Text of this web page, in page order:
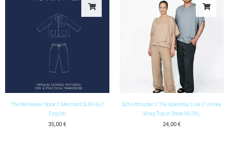
The Workwear Book // Merchant & Mills //
English
35,00 €
Schnittmuster // The Assembly Line // Unisex
Wrap Top or Dress XS-3XL
24,00 €